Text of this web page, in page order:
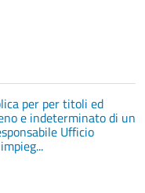
per per titoli ed
e indeterminato di un
Ufficio